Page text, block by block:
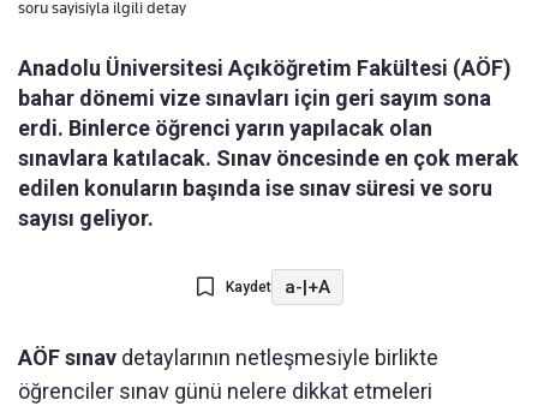
soru sayisiyla ilgili detay
Anadolu Üniversitesi Açıköğretim Fakültesi (AÖF)
bahar dönemi vize sınavları için geri sayım sona
erdi. Binlerce öğrenci yarın yapılacak olan
sınavlara katılacak. Sınav öncesinde en çok merak
edilen konuların başında ise sınav süresi ve soru
sayısı geliyor.
Kaydet a-|+A
AÖF sınav detaylarının netleşmesiyle birlikte
öğrenciler sınav günü nelere dikkat etmeleri